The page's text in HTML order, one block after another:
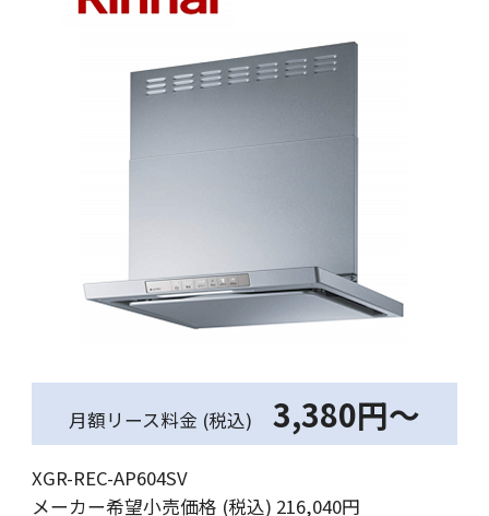
月額リース料金 (税込) 3,380円～
XGR-REC-AP604SV
メーカー希望小売価格 (税込) 216,040円